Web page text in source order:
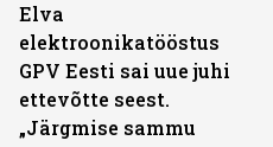
Elva
elektroonikatööstus
GPV Eesti sai uue juhi
ettevõtte seest.
„Järgmise sammu